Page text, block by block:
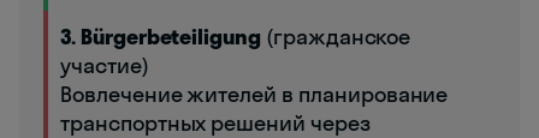
3. Bürgerbeteiligung (гражданское
участие)
Вовлечение жителей в планирование
транспортных решений через